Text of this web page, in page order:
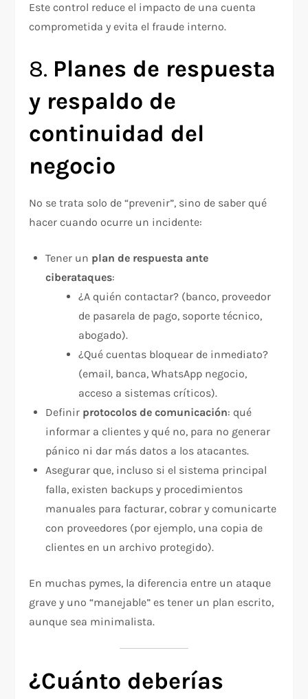
Este control reduce el impacto de una cuenta
comprometida y evita el fraude interno.
8. Planes de respuesta
y respaldo de
continuidad del
negocio
No se trata solo de “prevenir”, sino de saber qué
hacer cuando ocurre un incidente:
Tener un plan de respuesta ante
ciberataques:
¿A quién contactar? (banco, proveedor
de pasarela de pago, soporte técnico,
abogado).
¿Qué cuentas bloquear de inmediato?
(email, banca, WhatsApp negocio,
acceso a sistemas críticos).
Definir protocolos de comunicación: qué
informar a clientes y qué no, para no generar
pánico ni dar más datos a los atacantes.
Asegurar que, incluso si el sistema principal
falla, existen backups y procedimientos
manuales para facturar, cobrar y comunicarte
con proveedores (por ejemplo, una copia de
clientes en un archivo protegido).
En muchas pymes, la diferencia entre un ataque
grave y uno “manejable” es tener un plan escrito,
aunque sea minimalista.
¿Cuánto deberías